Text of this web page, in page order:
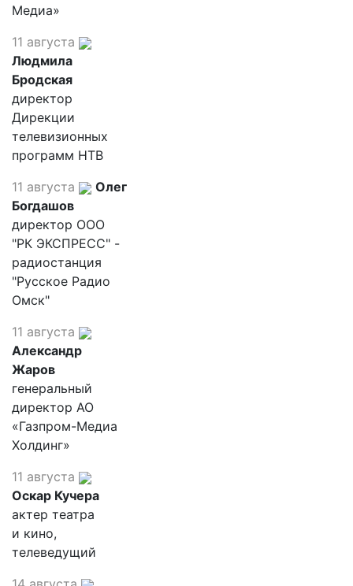
Медиа»
11 августа
Людмила
Бродская
директор
Дирекции
телевизионных
программ НТВ
11 августа
Олег
Богдашов
директор ООО
"РК ЭКСПРЕСС" -
радиостанция
"Русское Радио
Омск"
11 августа
Александр
Жаров
генеральный
директор АО
«Газпром-Медиа
Холдинг»
11 августа
Оскар Кучера
актер театра
и кино,
телеведущий